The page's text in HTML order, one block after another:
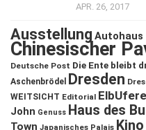
APR. 26, 2017
Ausstellung Autohaus
Chinesischer
Deutsche Post Die Ente bleibt
Aschenbrödel
Dresden
WEITSICHT Editorial
John Genuss Haus des
Town Japanisches Palais Kino